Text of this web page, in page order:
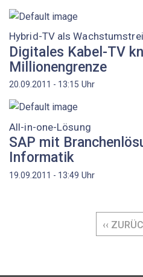
Hybrid-TV als
Digitales Kabel-TV
Millionengrenze
20.09.2011 - 13:15 Uhr
All-in-one-Lösung
SAP mit
Informatik
19.09.2011 - 13:49 Uhr
SEITE
‹‹